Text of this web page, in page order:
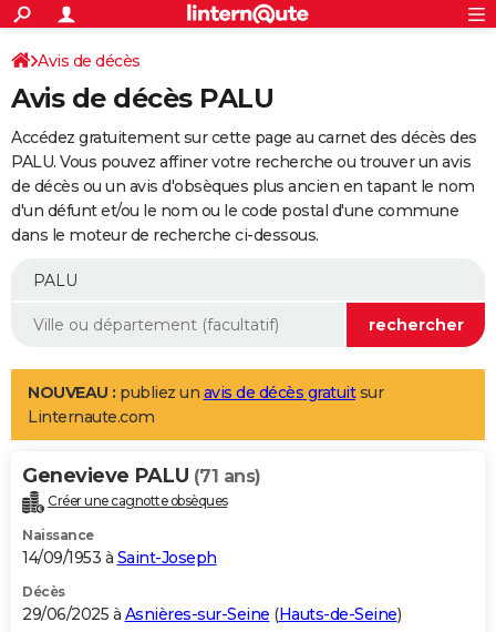
ACTUALITÉS
Politique
Société
Faits Divers
Education
Monde
Villes
+
SPORT
Coupe du monde 2026
Football
Tennis
Cyclisme
Rugby
Forum
Programme TV
TNT
Streaming
Cinéma
Sorties cinéma
Musique
+
FINANCE
Retraite
Impôts
Epargne
Immobilier
Risques naturels par ville
Banque
Assurance
Crédit
AUTO
Essais
Réserver un essai
Citadines
Berlines
SUV
Forum auto
+
Mobiles
Meilleur smartphone
Internet
Ordinateurs
Jeux vidéo
Guide high-tech
Aménagement intérieur
LIFESTYLE
Art de vivre
Bien-être
Loisirs
Mode
Modes de vie
Alimentation
Guide de la santé
Maladies
Médicaments
Sommeil
VOYAGE
Destinations
City break
Voyage nature
Voyage de noces
Forum
Climat
+PHOTO
GUIDES D'ACHAT
BONS PLANS
Avis de décès
Avis de décès PALU
Accédez gratuitement sur cette page au carnet des décès des
PALU. Vous pouvez affiner votre recherche ou trouver un avis
de décès ou un avis d'obsèques plus ancien en tapant le nom
d'un défunt et/ou le nom ou le code postal d'une commune
dans le moteur de recherche ci-dessous.
NOUVEAU : publiez un avis de décès gratuitsur
Linternaute.com
Genevieve PALU (71 ans)
Créer une cagnotte obsèques
Naissance
14/09/1953 à Saint-Joseph
Décès
29/06/2025 à Asnières-sur-Seine (Hauts-de-Seine)